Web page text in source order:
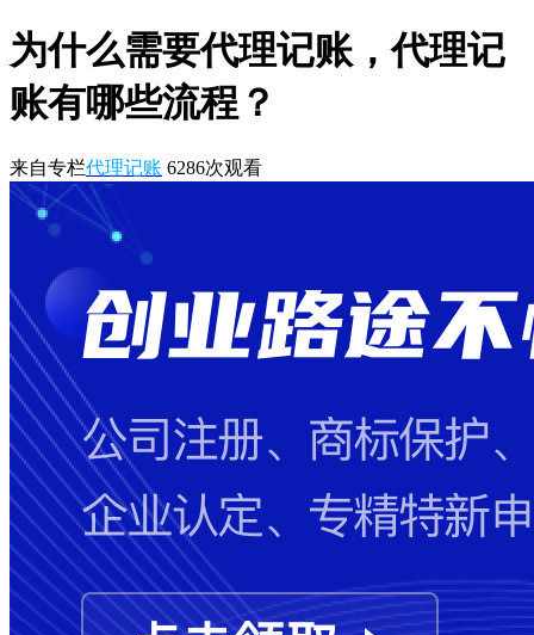
为什么需要代理记账，代理记
账有哪些流程？
来自专栏代理记账 6286次观看